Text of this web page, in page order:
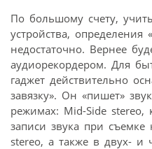
По большому счету,
устройства, определения
недостаточно. Вернее
аудиорекордером. Для
гаджет действительно
завязку». Он «пишет»
режимах: Mid-Side stereo,
записи звука при
stereo, а также в двух- и